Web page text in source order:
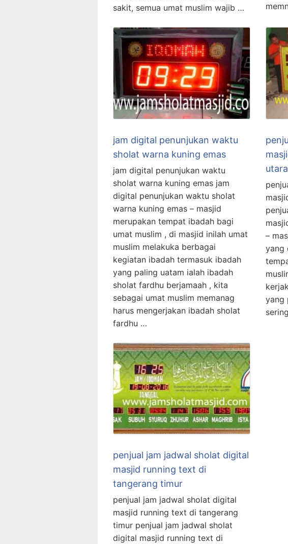
sakit, semua umat muslim wajib …
jam digital penunjukan waktu
sholat warna kuning emas
jam digital penunjukan waktu
sholat warna kuning emas jam
digital penunjukan waktu sholat
warna kuning emas – masjid
merupakan tempat ibadah bagi
umat muslim , di masjid inilah umat
muslim melakuka berbagai
kegiatan ibadah termasuk ibadah
yang paling uatam ialah ibadah
sholat fardhu berjamaah , kita
sebagai umat muslim memanag
harus mengerjakan ibadah sholat
fardhu …
utara
–
yang
yang
penjual jam jadwal sholat digital
masjid running text di
tangerang timur
penjual jam jadwal sholat digital
masjid running text di tangerang
timur penjual jam jadwal sholat
digital masjid running text di